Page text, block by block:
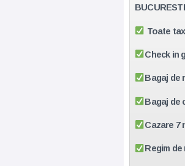
Toate
Check in
Bagaj de
Bagaj de
Cazare 7
Regim